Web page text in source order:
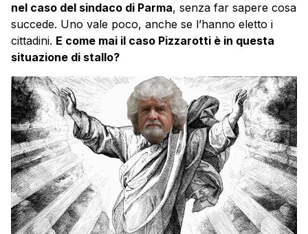
nel caso del sindaco di Parma, senza far sapere cosa
succede. Uno vale poco, anche se l’hanno eletto i
cittadini. E come mai il caso Pizzarotti è in questa
situazione di stallo?